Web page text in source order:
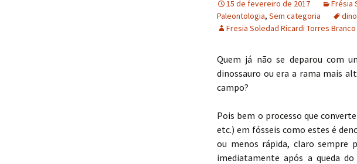
15 de fevereiro de 2017 Frésia
Paleontologia, Sem categoria
Fresia Soledad Ricardi Torres Branco
Quem já não se deparou com
dinossauro ou era a rama mais
campo?
Pois bem o processo que
etc.) em fósseis como estes é
ou menos rápida, claro sempre
imediatamente após a queda